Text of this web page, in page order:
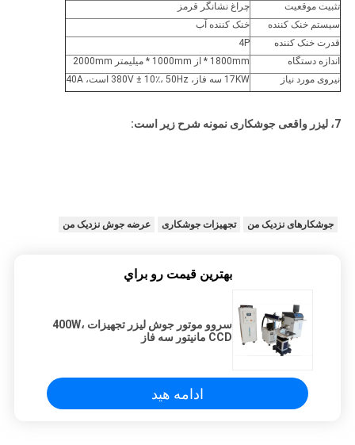
تثبیت موقعیت
چراغ نشانگر قرمز
سیستم خنک کننده
خنک کننده آب
قدرت خنک کننده
4P
اندازه دستگاه
1800mm * از 1000mm * میلیمتر 2000mm
نیروی مورد نیاز
17KW سه فاز، 380V ± 10٪، 50Hz است، 40A
7، لیزر واقعی جوشکاری نمونه شرح زیر است:
جوشکارهای نزدیک من تجهیزات جوشکاری عرضه جوش نزدیک من
بهترين قيمت رو براي
سروو موتور جوش لیزر تجهیزات 400W،
CCD مانیتور سه فاز
ادامه هید